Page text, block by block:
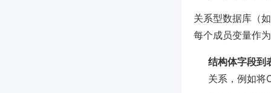
关系型数据库（
每个成员变量作
结构体字段到
关系，例如将